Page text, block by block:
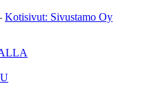
Kotisivut: Sivustamo Oy